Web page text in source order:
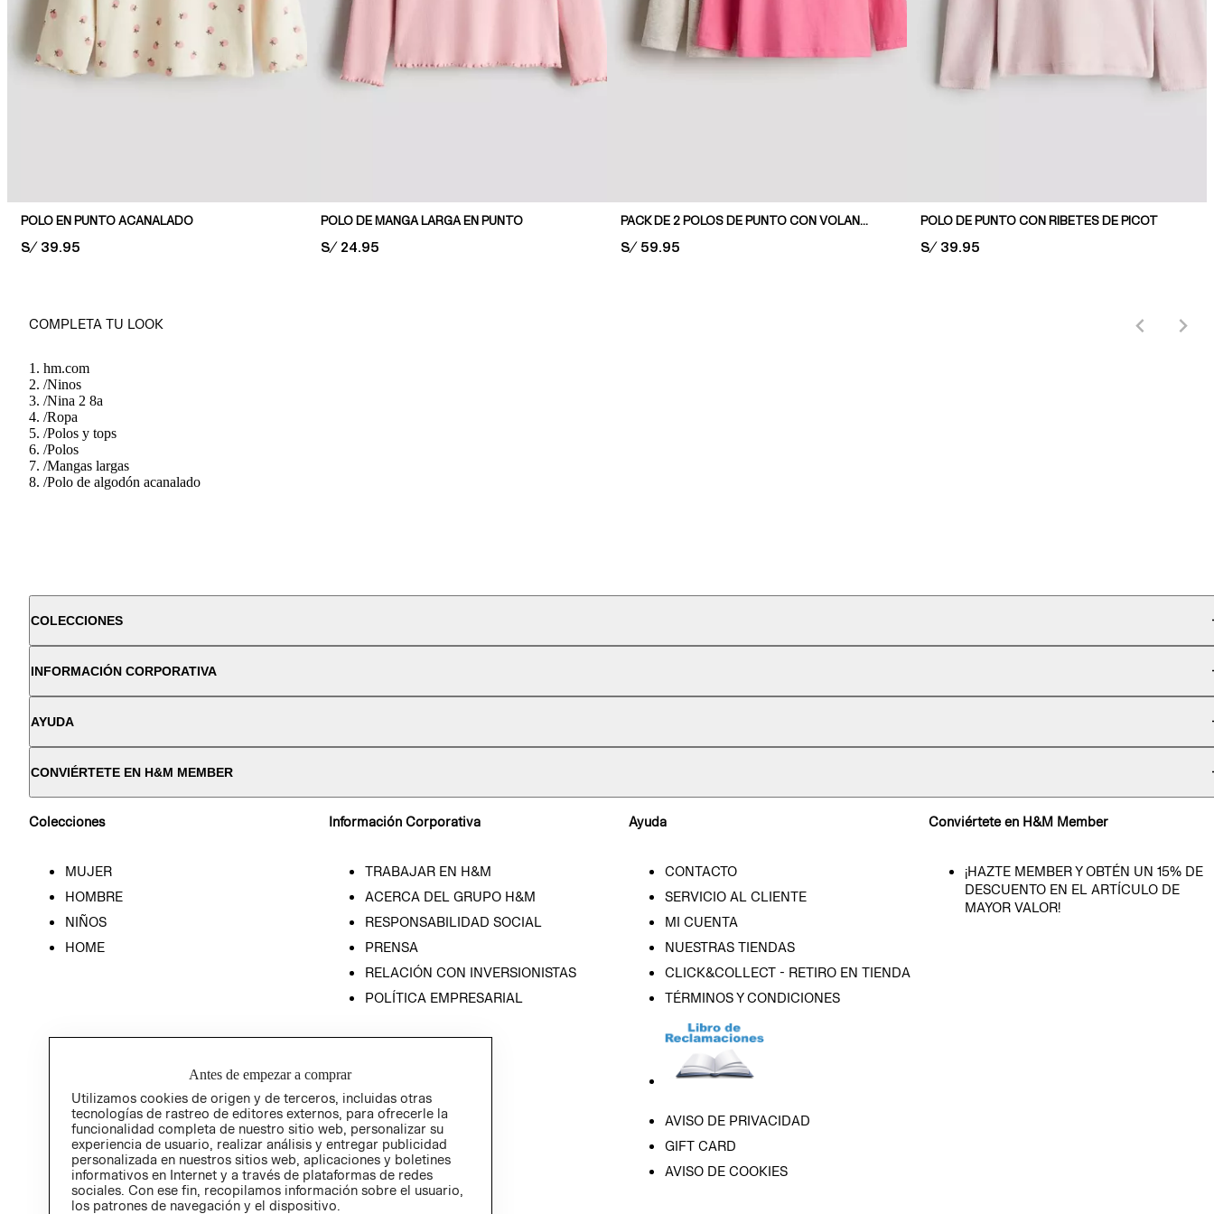
POLO EN PUNTO ACANALADO
PRICE:
S/ 39.95
POLO DE MANGA LARGA EN PUNTO
PRICE:
S/ 24.95
PACK DE 2 POLOS DE PUNTO CON VOLANTES
PRICE:
S/ 59.95
POLO DE PUNTO CON RIBETES DE PICOT
PRICE:
S/ 39.95
COMPLETA TU LOOK
hm.com
/Ninos
/Nina 2 8a
/Ropa
/Polos y tops
/Polos
/Mangas largas
/Polo de algodón acanalado
COLECCIONES
INFORMACIÓN CORPORATIVA
AYUDA
CONVIÉRTETE EN H&M MEMBER
Colecciones
MUJER
HOMBRE
NIÑOS
HOME
Información Corporativa
TRABAJAR EN H&M
ACERCA DEL GRUPO H&M
RESPONSABILIDAD SOCIAL
PRENSA
RELACIÓN CON INVERSIONISTAS
POLÍTICA EMPRESARIAL
Ayuda
CONTACTO
SERVICIO AL CLIENTE
MI CUENTA
NUESTRAS TIENDAS
CLICK&COLLECT - RETIRO EN TIENDA
TÉRMINOS Y CONDICIONES
AVISO DE PRIVACIDAD
GIFT CARD
AVISO DE COOKIES
Conviértete en H&M Member
¡HAZTE MEMBER Y OBTÉN UN 15% DE
DESCUENTO EN EL ARTÍCULO DE
MAYOR VALOR!
Antes de empezar a comprar
Utilizamos cookies de origen y de terceros, incluidas otras
tecnologías de rastreo de editores externos, para ofrecerle la
funcionalidad completa de nuestro sitio web, personalizar su
experiencia de usuario, realizar análisis y entregar publicidad
personalizada en nuestros sitios web, aplicaciones y boletines
informativos en Internet y a través de plataformas de redes
sociales. Con ese fin, recopilamos información sobre el usuario,
los patrones de navegación y el dispositivo.